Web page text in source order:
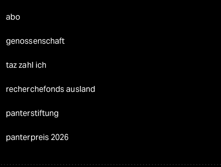
abo
genossenschaft
taz zahl ich
recherchefonds ausland
panterstiftung
panterpreis 2026